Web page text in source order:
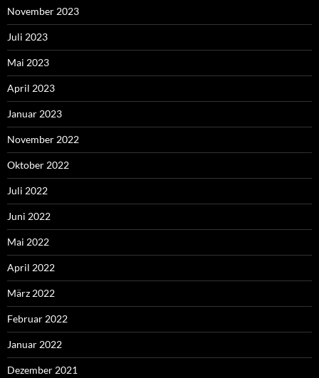
November 2023
Juli 2023
Mai 2023
April 2023
Januar 2023
November 2022
Oktober 2022
Juli 2022
Juni 2022
Mai 2022
April 2022
März 2022
Februar 2022
Januar 2022
Dezember 2021